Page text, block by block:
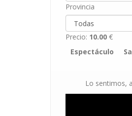
Provincia
Precio: 10.00 €
Espectáculo
Lo sentimos,